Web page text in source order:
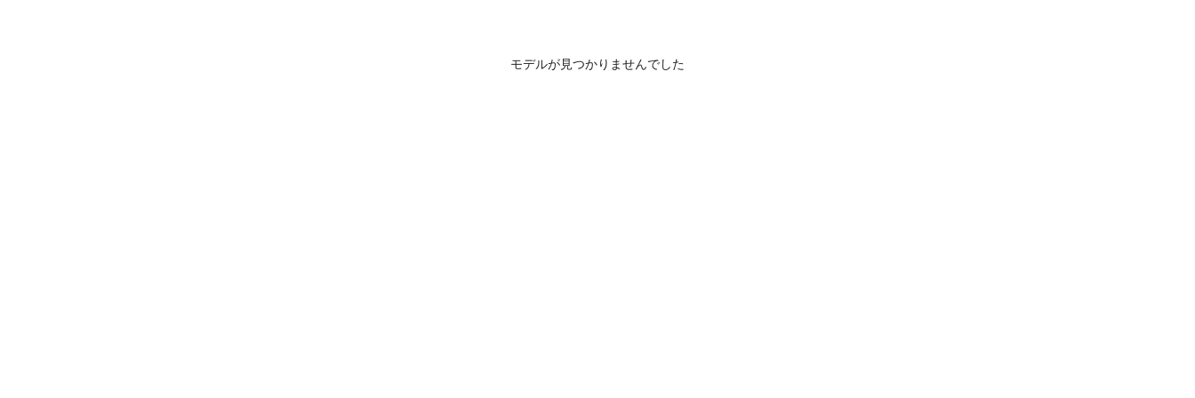
モデルが見つかりませんでした